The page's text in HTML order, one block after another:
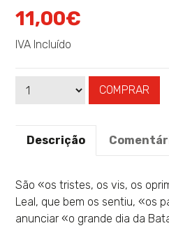
11,00€
IVA Incluído
Qtd COMPRAR
Disponibilidade:
Descrição
São «os tristes, os vis, os
Leal, que bem os sentiu, «os
anunciar «o grande dia da